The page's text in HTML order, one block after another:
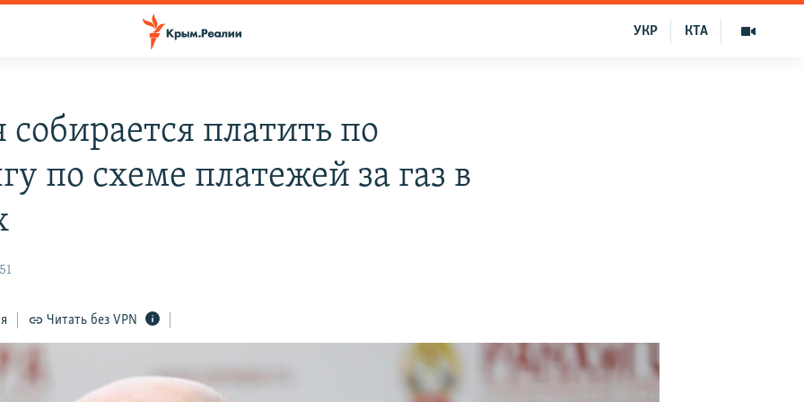
КТА
УКР
собирается платить по
по схеме платежей за газ в
Читать без VPN